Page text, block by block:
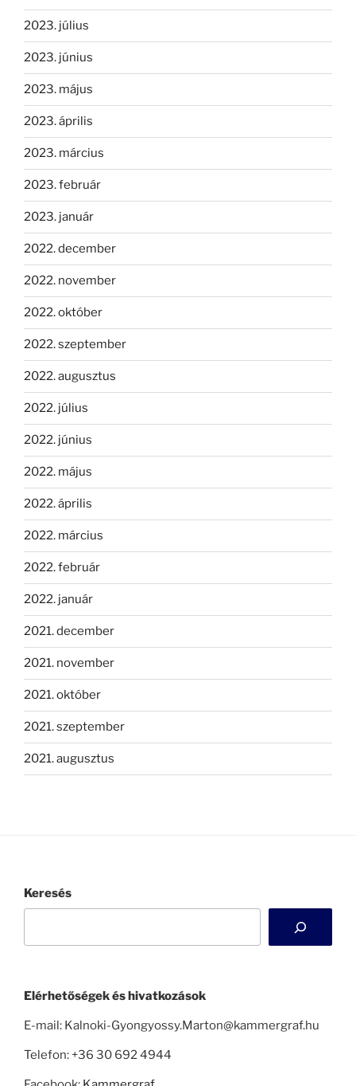
2023. július
2023. június
2023. május
2023. április
2023. március
2023. február
2023. január
2022. december
2022. november
2022. október
2022. szeptember
2022. augusztus
2022. július
2022. június
2022. május
2022. április
2022. március
2022. február
2022. január
2021. december
2021. november
2021. október
2021. szeptember
2021. augusztus
Keresés
Elérhetőségek és hivatkozások
E-mail: Kalnoki-Gyongyossy.Marton@kammergraf.hu
Telefon: +36 30 692 4944